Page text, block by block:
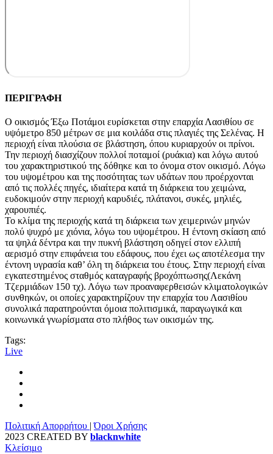
ΠΕΡΙΓΡΑΦΗ
Ο οικισμός Έξω Ποτάμοι ευρίσκεται στην επαρχία Λασιθίου σε
υψόμετρο 850 μέτρων σε μια κοιλάδα στις πλαγιές της Σελένας. Η
περιοχή είναι πλούσια σε βλάστηση, όπου κυριαρχούν οι πρίνοι.
Την περιοχή διασχίζουν πολλοί ποταμοί (ρυάκια) και λόγω αυτού
του χαρακτηριστικού της δόθηκε και το όνομα στον οικισμό. Λόγω
του υψομέτρου και της ποσότητας των υδάτων που προέρχονται
από τις πολλές πηγές, ιδιαίτερα κατά τη διάρκεια του χειμώνα,
ευδοκιμούν στην περιοχή καρυδιές, πλάτανοι, συκές, μηλιές,
χαρουπιές.
Το κλίμα της περιοχής κατά τη διάρκεια των χειμερινών μηνών
πολύ ψυχρό με χιόνια, λόγω του υψομέτρου. Η έντονη σκίαση από
τα ψηλά δέντρα και την πυκνή βλάστηση οδηγεί στον ελλιπή
αερισμό στην επιφάνεια του εδάφους, που έχει ως αποτέλεσμα την
έντονη υγρασία καθ’ όλη τη διάρκεια του έτους. Στην περιοχή είναι
εγκατεστημένος σταθμός καταγραφής βροχόπτωσης(Λεκάνη
Τζερμιάδων 150 τχ). Λόγω των προαναφερθεισών κλιματολογικών
συνθηκών, οι οποίες χαρακτηρίζουν την επαρχία του Λασιθίου
συνολικά παρατηρούνται όμοια πολιτισμικά, παραγωγικά και
κοινωνικά γνωρίσματα στο πλήθος των οικισμών της.
Tags:
Live
Πολιτική Απορρήτου |Όροι Χρήσης
2023 CREATED BY blacknwhite
Κλείσιμο